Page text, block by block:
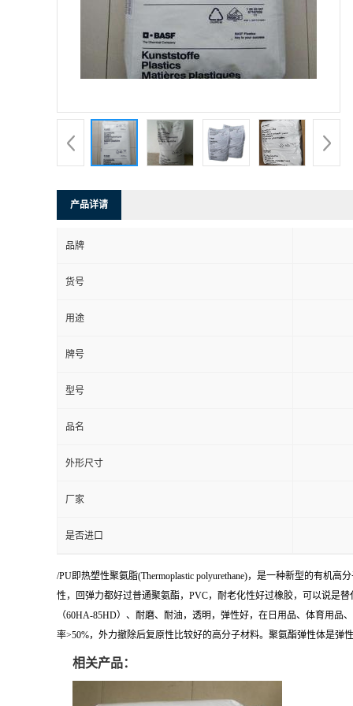
产品详请
品牌
货号
用途
牌号
型号
品名
外形尺寸
厂家
是否进口
/PU即热塑性聚氨脂(Thermoplastic polyurethane)，是一种新型的有机
性，回弹力都好过普通聚氨酯，PVC，耐老化性好过橡胶，可以说是
（60HA-85HD）、耐磨、耐油，透明，弹性好，在日用品、体育用
率>50%，外力撤除后复原性比较好的高分子材料。聚氨酯弹性体是
相关产品：